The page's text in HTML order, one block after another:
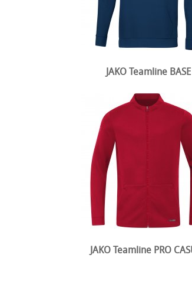
JAKO Teamline BASE
JAKO Teamline PRO